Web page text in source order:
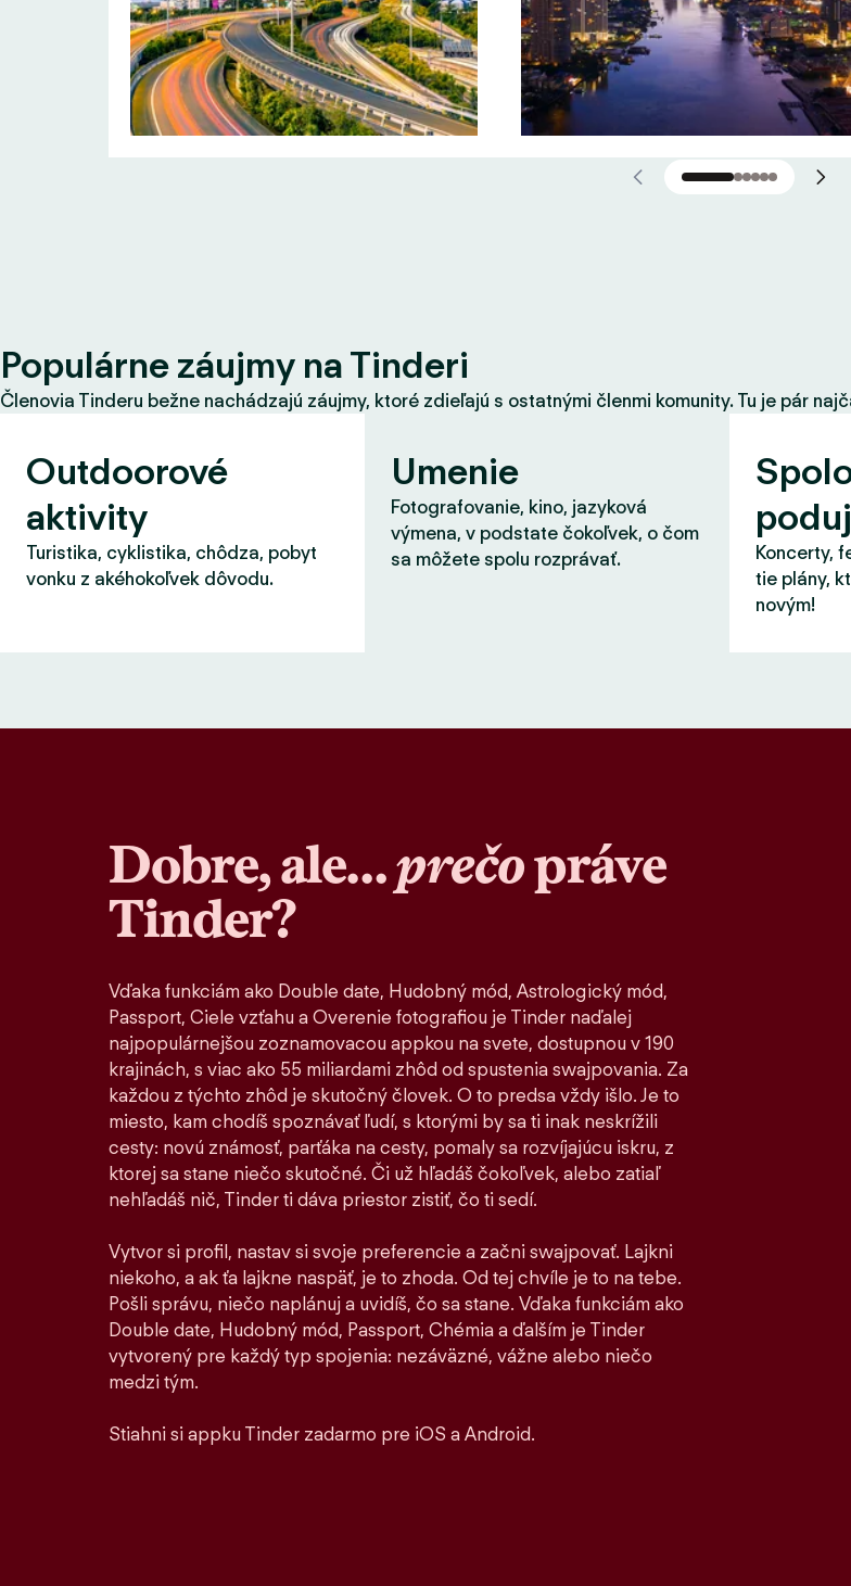
Populárne záujmy na Tinderi
Členovia Tinderu bežne nachádzajú záujmy, ktoré zdieľajú s ostatnými členmi komunity. Tu je pár
Outdoorové
aktivity
Turistika, cyklistika, chôdza, pobyt
vonku z akéhokoľvek dôvodu.
Umenie
Fotografovanie, kino, jazyková
výmena, v podstate čokoľvek, o čom
sa môžete spolu rozprávať.
Koncerty,
tie plány,
novým!
Dobre, ale…prečopráve
Tinder?
Vďaka funkciám ako Double date, Hudobný mód, Astrologický mód,
Passport, Ciele vzťahu a Overenie fotografiou je Tinder naďalej
najpopulárnejšou zoznamovacou appkou na svete, dostupnou v 190
krajinách, s viac ako 55 miliardami zhôd od spustenia swajpovania. Za
každou z týchto zhôd je skutočný človek. O to predsa vždy išlo. Je to
miesto, kam chodíš spoznávať ľudí, s ktorými by sa ti inak neskrížili
cesty: novú známosť, parťáka na cesty, pomaly sa rozvíjajúcu iskru, z
ktorej sa stane niečo skutočné. Či už hľadáš čokoľvek, alebo zatiaľ
nehľadáš nič, Tinder ti dáva priestor zistiť, čo ti sedí.
Vytvor si profil, nastav si svoje preferencie a začni swajpovať. Lajkni
niekoho, a ak ťa lajkne naspäť, je to zhoda. Od tej chvíle je to na tebe.
Pošli správu, niečo naplánuj a uvidíš, čo sa stane. Vďaka funkciám ako
Double date, Hudobný mód, Passport, Chémia a ďalším je Tinder
vytvorený pre každý typ spojenia: nezáväzné, vážne alebo niečo
medzi tým.
Stiahni si appku Tinder zadarmo pre iOS a Android.